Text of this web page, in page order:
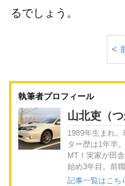
るでしょう。
<
執筆者プロフィール
山北吏（つ
1989年生まれ
ター歴は1年半
MT！実家が田
始め3年目。前
記事一覧はこち